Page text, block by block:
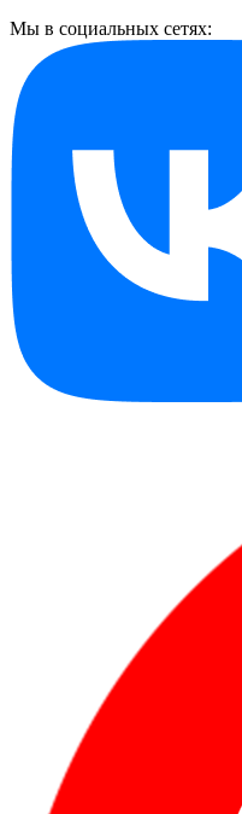
Мы в социальных сетях: